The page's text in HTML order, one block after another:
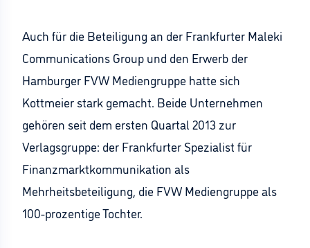
Auch für die Beteiligung an der Frankfurter Maleki
Communications Group und den Erwerb der
Hamburger FVW Mediengruppe hatte sich
Kottmeier stark gemacht. Beide Unternehmen
gehören seit dem ersten Quartal 2013 zur
Verlagsgruppe: der Frankfurter Spezialist für
Finanzmarktkommunikation als
Mehrheitsbeteiligung, die FVW Mediengruppe als
100-prozentige Tochter.